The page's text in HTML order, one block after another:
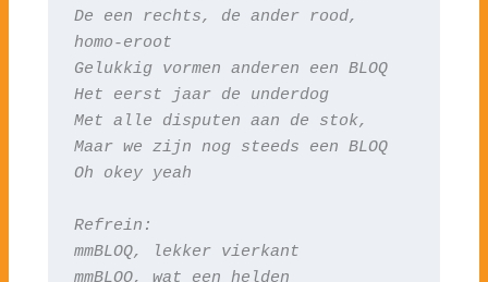
De een rechts, de ander rood,
homo-eroot
Gelukkig vormen anderen een BLOQ
Het eerst jaar de underdog
Met alle disputen aan de stok,
Maar we zijn nog steeds een BLOQ
Oh okey yeah
Refrein:
mmBLOQ, lekker vierkant
mmBLOQ, wat een helden